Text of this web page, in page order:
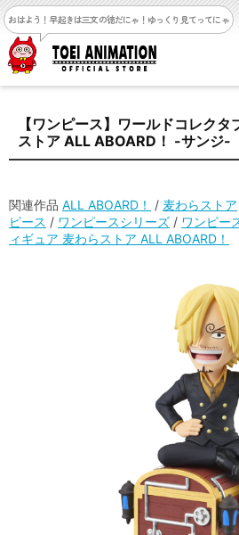
おはよう！早起きは三文の徳だにゃ！ ゆっくり見てってにゃ
【ワンピース】ワールドコレク
ストア ALL ABOARD！ -サンジ-
関連作品 ALL ABOARD！ / 麦わらストア
ピース / ワンピースシリーズ / ワンピー
ィギュア 麦わらストア ALL ABOARD！